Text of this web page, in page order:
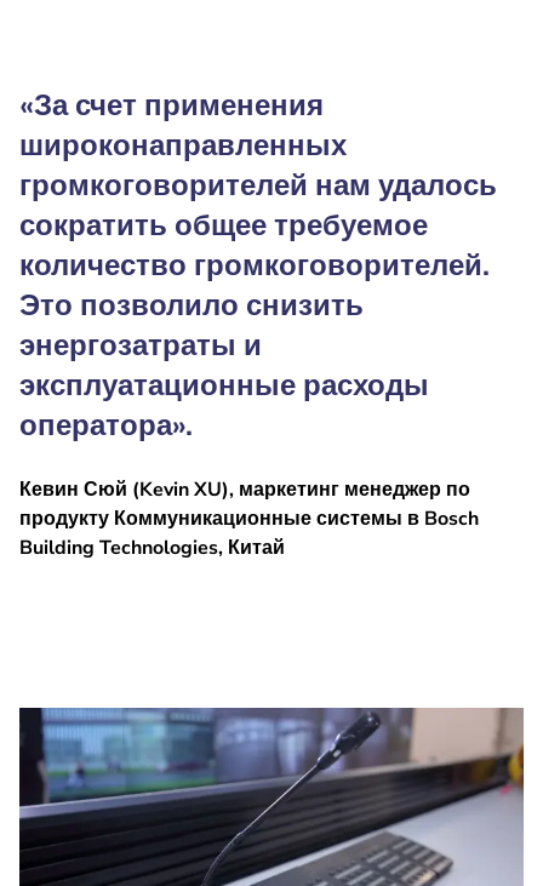
«За счет применения
широконаправленных
громкоговорителей нам удалось
сократить общее требуемое
количество громкоговорителей.
Это позволило снизить
энергозатраты и
эксплуатационные расходы
оператора».
Кевин Сюй (Kevin XU), маркетинг менеджер по
продукту Коммуникационные системы в Bosch
Building Technologies, Китай